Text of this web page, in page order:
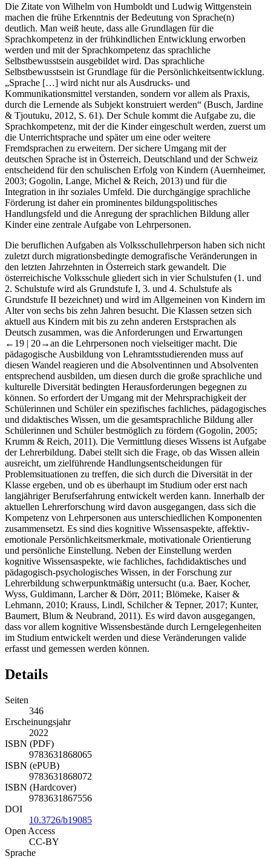
Die Zitate von Wilhelm von Humboldt und Ludwig Wittgenstein
machen die frühe Erkenntnis der Bedeutung von Sprache(n)
deutlich. Man weiß heute, dass alle Grundlagen für die
Sprachkompetenz in der frühkindlichen Entwicklung erworben
werden und mit der Sprachkompetenz das sprachliche
Selbstbewusstsein ausgebildet wird. Das sprachliche
Selbstbewusstsein ist Grundlage für die Persönlichkeitsentwicklung.
„Sprache […] wird nicht nur als Ausdrucks- und
Kommunikationsmittel verstanden, sondern vor allem als Praxis,
durch die Lernende als Subjekt konstruiert werden“ (Busch, Jardine
& Tjoutuku, 2012, S. 61). Der Schule kommt die Aufgabe zu, die
Sprachkompetenz, mit der die Kinder eingeschult werden, zuerst um
die Unterrichtsprache und später um eine oder weitere
Fremdsprachen zu erweitern. Der sichere Umgang mit der
deutschen Sprache ist in Österreich, Deutschland und der Schweiz
entscheidend für den schulischen Erfolg von Kindern (Auernheimer,
2003; Gogolin, Lange, Michel & Reich, 2013) und für die
Integration in ihr soziales Umfeld. Die durchgängige sprachliche
Förderung ist daher ein prominentes bildungspolitisches
Handlungsfeld und die Anregung der sprachlichen Bildung aller
Kinder eine zentrale Aufgabe von Lehrpersonen.
Die beruflichen Aufgaben als Volksschullehrperson haben sich nicht
zuletzt durch migrationsbedingte demografische Veränderungen in
den letzten Jahrzehnten in Österreich stark gewandelt. Die
österreichische Volksschule gliedert sich in vier Schulstufen (1. und
2. Schulstufe wird als Grundstufe I, 3. und 4. Schulstufe als
Grundstufe II bezeichnet) und wird im Allgemeinen von Kindern im
Alter von sechs bis zehn Jahren besucht. Die Klassen setzen sich
aktuell aus Kindern mit bis zu zehn anderen Erstsprachen als
Deutsch zusammen, was die Anforderungen und Erwartungen
←19 | 20→an die Lehrpersonen noch vielseitiger macht. Die
pädagogische Ausbildung von Lehramtsstudierenden muss auf
diesen Wandel reagieren und die Absolventinnen und Absolventen
entsprechend ausbilden, um diesen durch die große sprachliche und
kulturelle Diversität bedingten Herausforderungen begegnen zu
können. So erfordert der Umgang mit der Mehrsprachigkeit der
Schülerinnen und Schüler ein spezifisches fachliches, pädagogisches
und didaktisches Wissen, um die gesamtsprachliche Bildung aller
Schülerinnen und Schüler bestmöglich zu fördern (Gogolin, 2005;
Krumm & Reich, 2011). Die Vermittlung dieses Wissens ist Aufgabe
der Lehrerbildung. Dabei stellt sich die Frage, ob das Wissen allein
ausreicht, um zielführende Handlungsentscheidungen für
Problemsituationen zu treffen, die sich durch die Diversität in der
Klasse ergeben, und ob es überhaupt im Studium oder erst nach
langjähriger Berufserfahrung entwickelt werden kann. Innerhalb der
aktuellen Lehrerforschung wird davon ausgegangen, dass sich die
Kompetenz von Lehrpersonen aus unterschiedlichen Komponenten
zusammensetzt. Es sind dies kognitive Wissensaspekte, affektiv-
emotionale Persönlichkeitsmerkmale, motivationale Orientierung
und persönliche Einstellung. Neben der Einstellung werden
kognitive Wissensaspekte, wie fachliches, fachdidaktisches und
pädagogisch-psychologisches Wissen, in der Forschung zur
Lehrerbildung schwerpunktmäßig untersucht (u.a. Baer, Kocher,
Wyss, Guldimann, Larcher & Dörr, 2011; Blömeke, Kaiser &
Lehmann, 2010; Krauss, Lindl, Schilcher & Tepner, 2017; Kunter,
Baumert, Blum & Neubrand, 2011). Es wird davon ausgegangen,
dass vor allem kognitive Wissensbestände durch Lerngelegenheiten
im Studium entwickelt werden und diese Veränderungen valide
erfasst und gemessen werden können.
Details
Seiten
346
Erscheinungsjahr
2022
ISBN (PDF)
9783631868065
ISBN (ePUB)
9783631868072
ISBN (Hardcover)
9783631867556
DOI
10.3726/b19085
Open Access
CC-BY
Sprache